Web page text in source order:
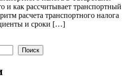
и как рассчитывает транспортный
расчета транспортного налога
и сроки […]
Поиск